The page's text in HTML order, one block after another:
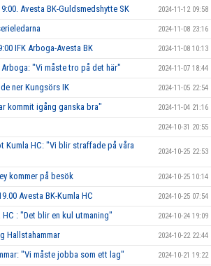
Avesta BK-Guldsmedshytte SK 2024-11-12 09:58
2024-11-08 23:16
IFK Arboga-Avesta BK 2024-11-08 10:13
"Vi måste tro på det här" 2024-11-07 18:44
ner Kungsörs IK 2024-11-05 22:54
kommit igång ganska bra" 2024-11-04 21:16
2024-10-31 20:55
Kumla HC: "Vi blir straffade på våra
2024-10-25 22:53
kommer på besök 2024-10-25 10:14
Avesta BK-Kumla HC 2024-10-25 07:54
: "Det blir en kul utmaning" 2024-10-24 19:09
Hallstahammar 2024-10-22 22:44
"Vi måste jobba som ett lag" 2024-10-21 19:22